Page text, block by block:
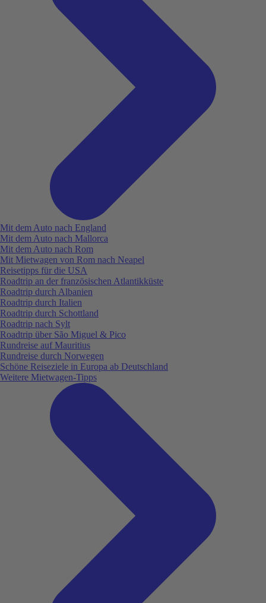
Mit dem Auto nach England
Mit dem Auto nach Mallorca
Mit dem Auto nach Rom
Mit Mietwagen von Rom nach Neapel
Reisetipps für die USA
Roadtrip an der französischen Atlantikküste
Roadtrip durch Albanien
Roadtrip durch Italien
Roadtrip durch Schottland
Roadtrip nach Sylt
Roadtrip über São Miguel & Pico
Rundreise auf Mauritius
Rundreise durch Norwegen
Schöne Reiseziele in Europa ab Deutschland
Weitere Mietwagen-Tipps